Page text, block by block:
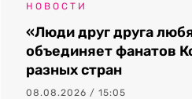
НОВОСТИ
«Люди друг друга
объединяет фанатов
разных стран
08.08.2026 / 15:05